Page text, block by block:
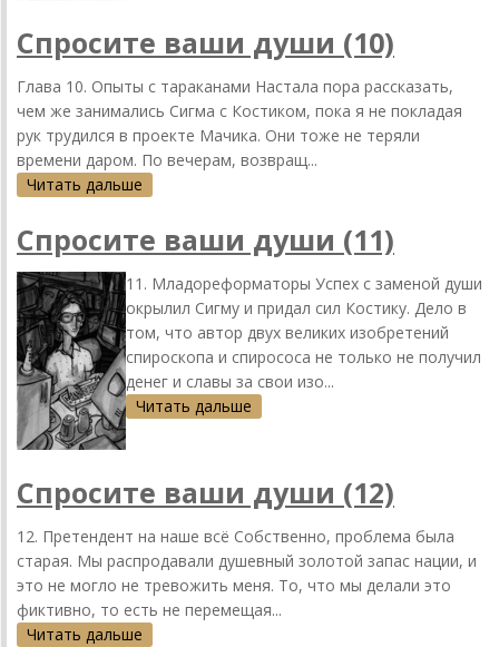
Спросите ваши души (10)
Глава 10. Опыты с тараканами Настала пора рассказать,
чем же занимались Сигма с Костиком, пока я не покладая
рук трудился в проекте Мачика. Они тоже не теряли
времени даром. По вечерам, возвращ...
Читать дальше
Спросите ваши души (11)
11. Младореформаторы Успех с заменой души
окрылил Сигму и придал сил Костику. Дело в
том, что автор двух великих изобретений
спироскопа и спирососа не только не получил
денег и славы за свои изо...
Читать дальше
Спросите ваши души (12)
12. Претендент на наше всё Собственно, проблема была
старая. Мы распродавали душевный золотой запас нации, и
это не могло не тревожить меня. То, что мы делали это
фиктивно, то есть не перемещая...
Читать дальше